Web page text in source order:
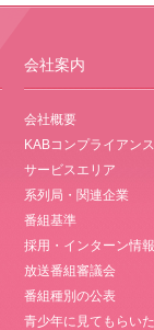
会社案内
会社概要
KABコンプライアン
サービスエリア
系列局・関連企業
番組基準
採用・インターン情報
放送番組審議会
番組種別の公表
青少年に見てもらい